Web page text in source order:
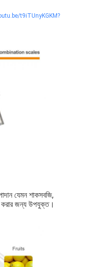
t9iTUnyKGKM?
যেমন শাকসবজি,
জন্য উপযুক্ত।